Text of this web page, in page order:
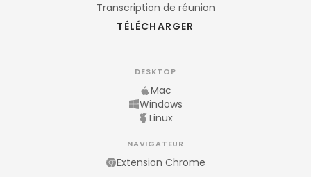
Transcription de réunion
TÉLÉCHARGER
DESKTOP
Mac
Windows
Linux
NAVIGATEUR
Extension Chrome